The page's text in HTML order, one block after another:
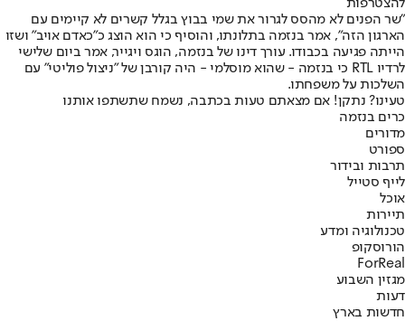
להצטרפות
"שר הפנים לא מהסס לגרור את שמי בבוץ בגלל קשרים לא קיימים עם
הארגון הזה", אמר בנזמה בתלונתו, והוסיף כי הוא הוצג כ"כאדם אויב" ושזו
הייתה פגיעה בכבודו. עורך דינו של בנזמה, הוגס ויגייר, אמר ביום שלישי
לרדיו RTL כי בנזמה - שהוא מוסלמי - היה קורבן של "ניצול פוליטי" עם
השלכות על משפחתו.
טעינו? נתקן! אם מצאתם טעות בכתבה, נשמח שתשתפו אותנו
כרים בנזמה
מדורים
ספורט
תרבות ובידור
לייף סטייל
אוכל
תיירות
טכנולוגיה ומדע
הורוסקופ
ForReal
מגזין השבוע
דעות
חדשות בארץ